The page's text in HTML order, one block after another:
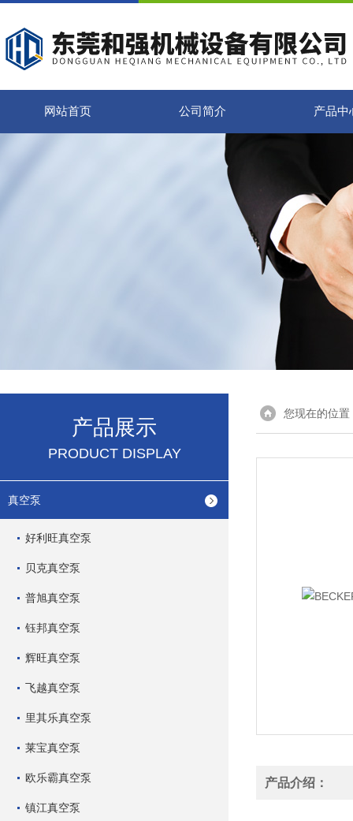
网站首页 公司简介 产品中
产品展示
PRODUCT DISPLAY
真空泵
好利旺真空泵
贝克真空泵
普旭真空泵
钰邦真空泵
辉旺真空泵
飞越真空泵
里其乐真空泵
莱宝真空泵
欧乐霸真空泵
镇江真空泵
您现在的位置
产品介绍：